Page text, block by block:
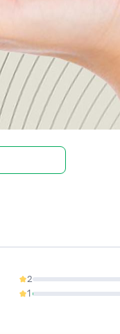
2
0%
1
0.67%